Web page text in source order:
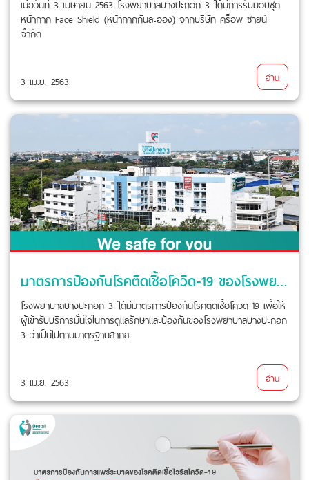
หน้ากาก Face Shield (หน้ากากกันละออง) จากบริษัท คร็อพ ซายน์
จำกัด
3 เม.ย. 2563 อ่าน
มาตรการป้องกันโรคติดเชื้อโควิด-19 ของโรงพยาบาลบางปะกอก 3
โรงพยาบาลบางปะกอก 3 ได้มีมาตรการป้องกันโรคติดเชื้อโควิด-19 เพื่อให้
ผู้เข้ารับบริการมั่นใจในการดูแลรักษาและป้องกันของโรงพยาบาลบางปะกอก
3 ว่าเป็นไปตามมาตรฐานสากล
3 เม.ย. 2563 อ่าน